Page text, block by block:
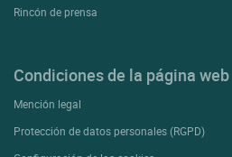
Rincón de prensa
Condiciones de la página web
Mención legal
Protección de datos personales (RGPD)